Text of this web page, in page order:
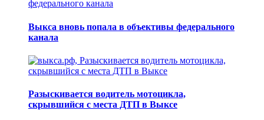
Выкса вновь попала в объективы федерального
канала
Разыскивается водитель мотоцикла,
скрывшийся с места ДТП в Выксе